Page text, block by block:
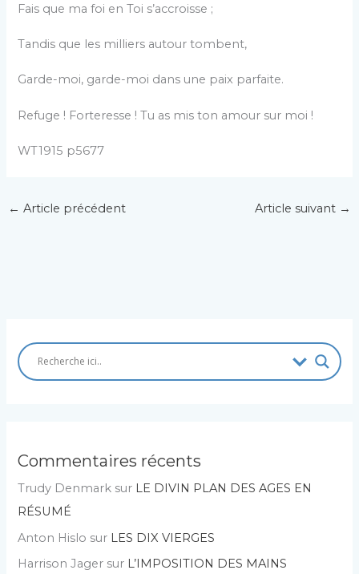
Fais que ma foi en Toi s’accroisse ;
Tandis que les milliers autour tombent,
Garde-moi, garde-moi dans une paix parfaite.
Refuge ! Forteresse ! Tu as mis ton amour sur moi !
WT1915 p5677
← Article précédent Article suivant →
Commentaires récents
Trudy Denmark sur LE DIVIN PLAN DES AGES EN
RÉSUMÉ
Anton Hislo sur LES DIX VIERGES
Harrison Jager sur L’IMPOSITION DES MAINS